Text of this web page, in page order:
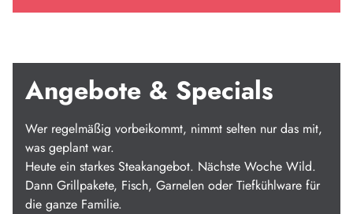
Angebote & Specials
Wer regelmäßig vorbeikommt, nimmt selten nur das mit,
was geplant war.
Heute ein starkes Steakangebot. Nächste Woche Wild.
Dann Grillpakete, Fisch, Garnelen oder Tiefkühlware für
die ganze Familie.